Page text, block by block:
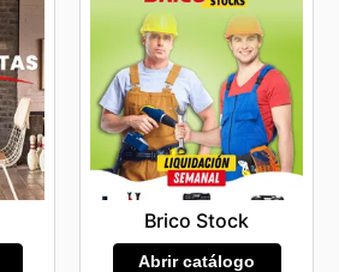
Brico Stock
Abrir catálogo